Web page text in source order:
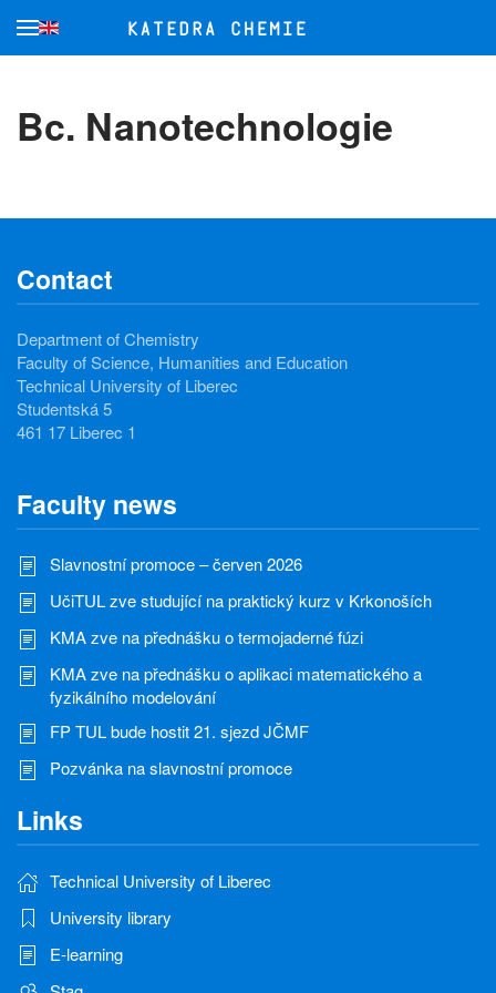
Skip to main content
Bc. Nanotechnologie
Contact
Department of Chemistry
Faculty of Science, Humanities and Education
Technical University of Liberec
Studentská 5
461 17 Liberec 1
Faculty news
Slavnostní promoce – červen 2026
UčiTUL zve studující na praktický kurz v Krkonoších
KMA zve na přednášku o termojaderné fúzi
KMA zve na přednášku o aplikaci matematického a
fyzikálního modelování
FP TUL bude hostit 21. sjezd JČMF
Pozvánka na slavnostní promoce
Links
Technical University of Liberec
University library
E-learning